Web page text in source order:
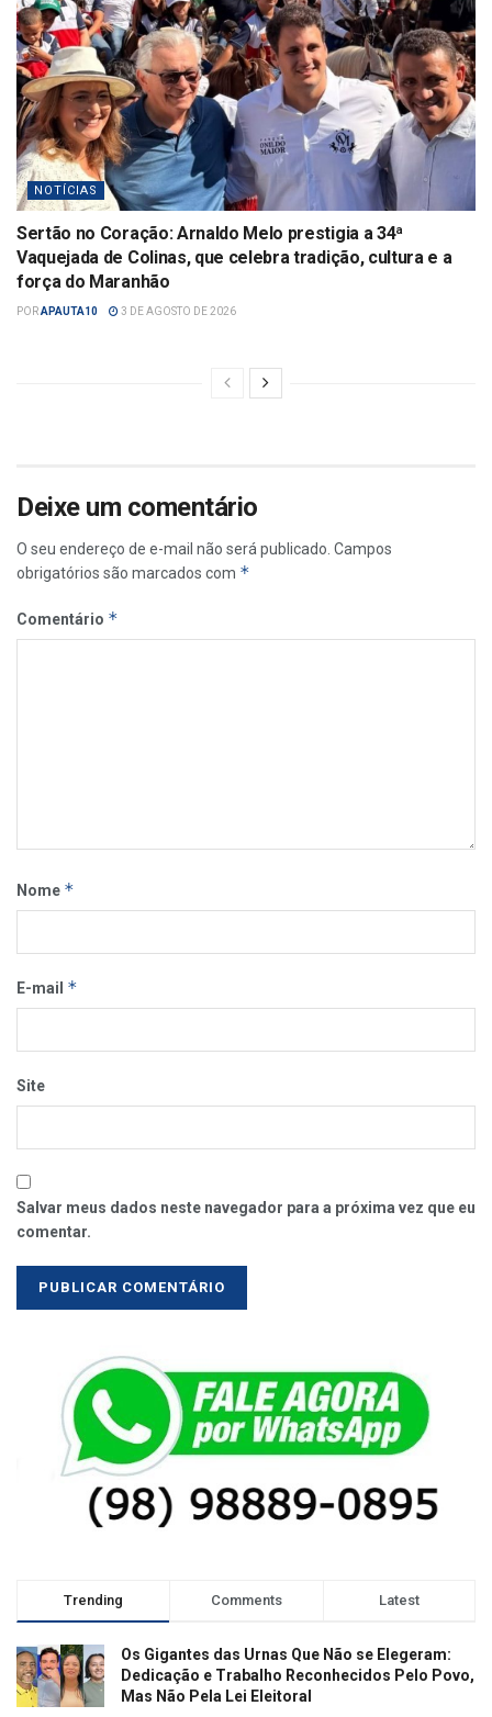
NOTÍCIAS
Sertão no Coração: Arnaldo Melo prestigia a 34ª
Vaquejada de Colinas, que celebra tradição, cultura e a
força do Maranhão
PORAPAUTA10 3 DE AGOSTO DE 2026
Deixe um comentário
O seu endereço de e-mail não será publicado. Campos
obrigatórios são marcados com *
Comentário *
Nome *
E-mail *
Site
Salvar meus dados neste navegador para a próxima vez que eu
comentar.
Trending Comments Latest
Os Gigantes das Urnas Que Não se Elegeram:
Dedicação e Trabalho Reconhecidos Pelo Povo,
Mas Não Pela Lei Eleitoral